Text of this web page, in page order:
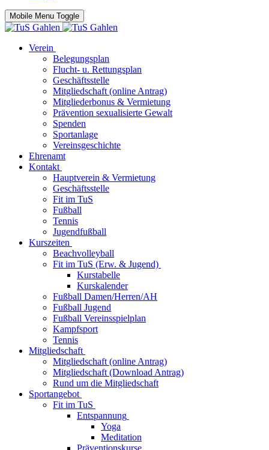
Mobile Menu Toggle
Verein
Belegungsplan
Flucht- u. Rettungsplan
Geschäftsstelle
Mitgliedschaft (online Antrag)
Mitgliederbonus & Vermietung
Prävention sexualisierte Gewalt
Spenden
Sportanlage
Vereinsgeschichte
Ehrenamt
Kontakt
Hauptverein & Vermietung
Geschäftsstelle
Fit im TuS
Fußball
Tennis
Jugendfußball
Kurszeiten
Beachvolleyball
Fit im TuS (Erw. & Jugend)
Kurstabelle
Kurskalender
Fußball Damen/Herren/AH
Fußball Jugend
Fußball Vereinsspielplan
Kampfsport
Tennis
Mitgliedschaft
Mitgliedschaft (online Antrag)
Mitgliedschaft (Download Antrag)
Rund um die Mitgliedschaft
Sportangebot
Fit im TuS
Entspannung
Yoga
Meditation
Präventionskurse